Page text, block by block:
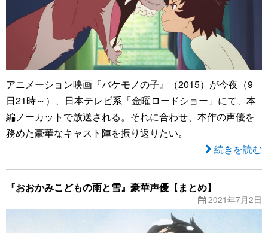
アニメーション映画『バケモノの子』（2015）が今夜（9
日21時～）、日本テレビ系「金曜ロードショー」にて、本
編ノーカットで放送される。それに合わせ、本作の声優を
務めた豪華なキャスト陣を振り返りたい。
続きを読む
『おおかみこどもの雨と雪』豪華声優【まとめ】
2021年7月2日